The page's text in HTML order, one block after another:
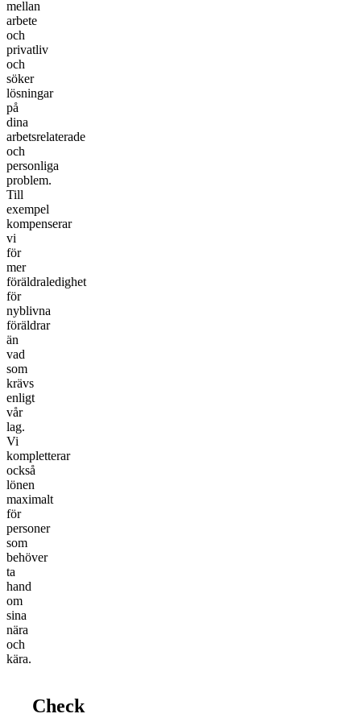
mellan
arbete
och
privatliv
och
söker
lösningar
på
dina
arbetsrelaterade
och
personliga
problem.
Till
exempel
kompenserar
vi
för
mer
föräldraledighet
för
nyblivna
föräldrar
än
vad
som
krävs
enligt
vår
lag.
Vi
kompletterar
också
lönen
maximalt
för
personer
som
behöver
ta
hand
om
sina
nära
och
kära.
Check